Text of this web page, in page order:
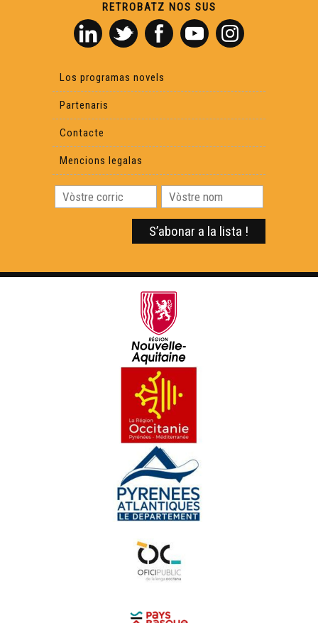
RETROBATZ NOS SUS
Los programas novels
Partenaris
Contacte
Mencions legalas